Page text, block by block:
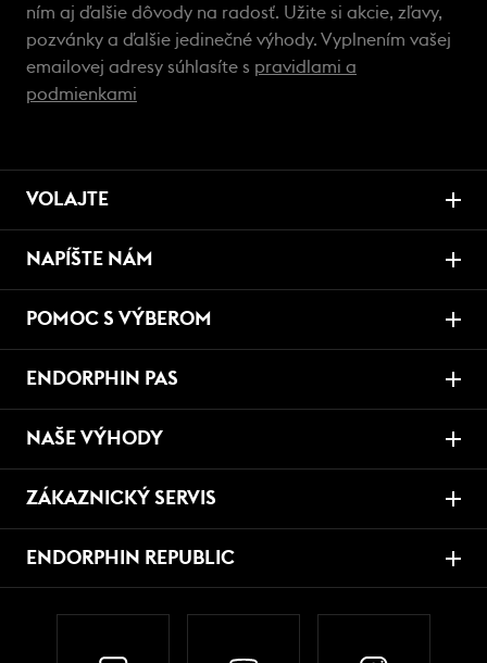
ním aj ďalšie dôvody na radosť. Užite si akcie, zľavy,
pozvánky a ďalšie jedinečné výhody. Vyplnením vašej
emailovej adresy súhlasíte s pravidlami a
podmienkami
VOLAJTE
NAPÍŠTE NÁM
POMOC S VÝBEROM
ENDORPHIN PAS
NAŠE VÝHODY
ZÁKAZNICKÝ SERVIS
ENDORPHIN REPUBLIC